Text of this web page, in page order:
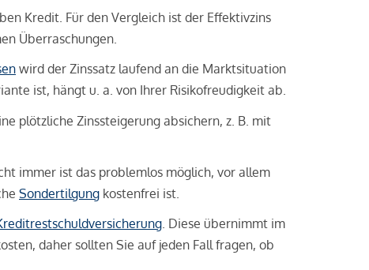
Kredit. Für den Vergleich ist der Effektivzins
Überraschungen.
wird der Zinssatz laufend an die Marktsituation
ist, hängt u. a. von Ihrer Risikofreudigkeit ab.
plötzliche Zinssteigerung absichern, z. B. mit
immer ist das problemlos möglich, vor allem
Sondertilgung kostenfrei ist.
. Diese übernimmt im
daher sollten Sie auf jeden Fall fragen, ob